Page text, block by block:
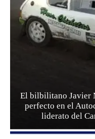
El bilbilitano Javier
perfecto en el
liderato del